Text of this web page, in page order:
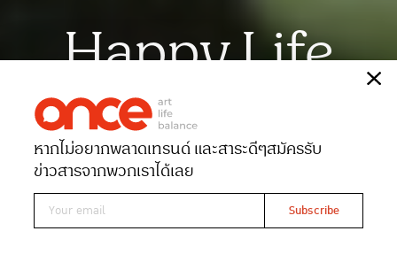
Happy Life
เรื่อง
ภาพฉัตรชัย มาตยภูธร
Date 22-06-2024Views 5210
หากไม่อยากพลาดเทรนด์ และสาระดีๆสมัครรับ
ข่าวสารจากพวกเราได้เลย